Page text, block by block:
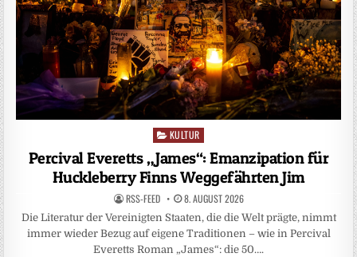
Posted
in
KULTUR
Percival Everetts „James“: Emanzipation für
Huckleberry Finns Weggefährten Jim
RSS-FEED 8. AUGUST 2026
Die Literatur der Vereinigten Staaten, die die Welt prägte, nimmt
immer wieder Bezug auf eigene Traditionen – wie in Percival
Everetts Roman „James“: die 50….